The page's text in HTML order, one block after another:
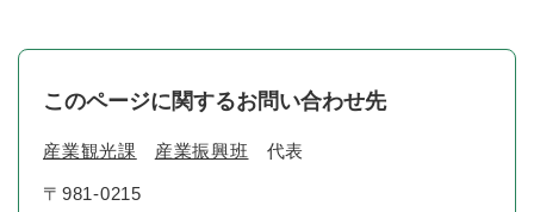
このページに関するお問い合わせ先
産業観光課 産業振興班 代表
〒981-0215